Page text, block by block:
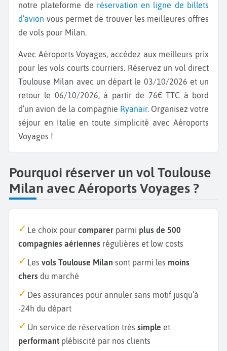
notre plateforme de réservation en ligne de billets
d’avion vous permet de trouver les meilleures offres
de vols pour Milan.
Avec Aéroports Voyages, accédez aux meilleurs prix
pour les vols courts courriers. Réservez un vol direct
Toulouse Milan avec un départ le 03/10/2026 et un
retour le 06/10/2026, à partir de 76€ TTC à bord
d’un avion de la compagnie Ryanair. Organisez votre
séjour en Italie en toute simplicité avec Aéroports
Voyages !
Pourquoi réserver un vol Toulouse
Milan avec Aéroports Voyages ?
Le choix pour comparer parmi plus de 500
compagnies aériennes régulières et low costs
Les vols Toulouse Milan sont parmi les moins
chers du marché
Des assurances pour annuler sans motif jusqu’à
-24h du départ
Un service de réservation très simple et
performant plébiscité par nos clients